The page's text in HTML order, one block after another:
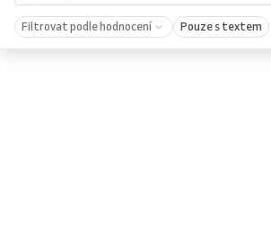
Filtrovat podle hodnocení Pouze s textem